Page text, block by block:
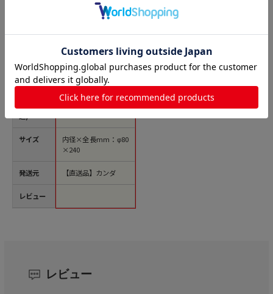
商品名
込)
サイズ
発送元
レビュー
UK ポテトマッシャー
(18-8&アルミニウム)
1個（ご注文単位1
個）【直送品】
￥4,809
内径×全長mm：φ80
×240
【直送品】カンダ
レビュー